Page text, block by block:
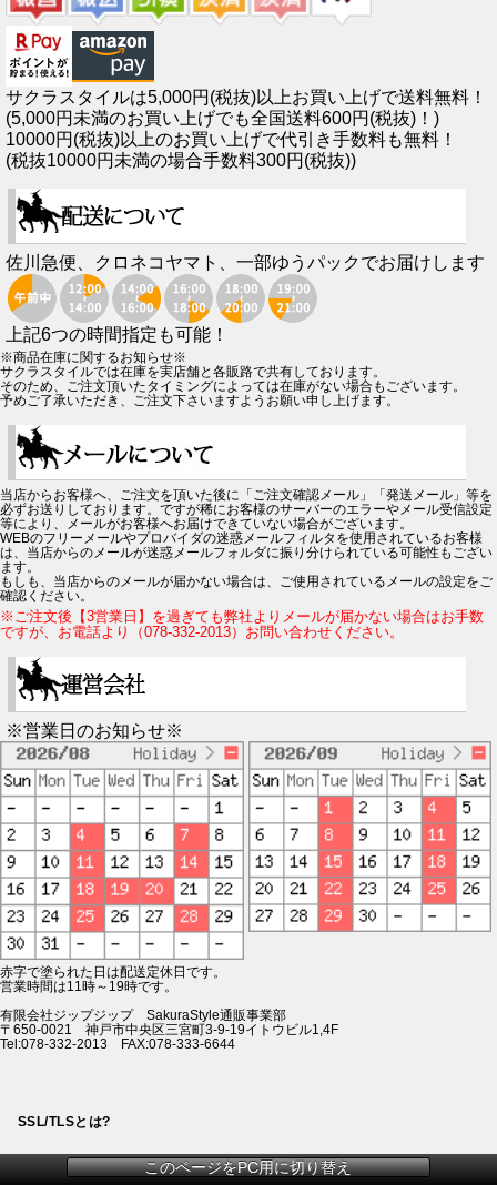
サクラスタイルは5,000円(税抜)以上お買い上げで送料無料！
(5,000円未満のお買い上げでも全国送料600円(税抜)！)
10000円(税抜)以上のお買い上げで代引き手数料も無料！
(税抜10000円未満の場合手数料300円(税抜))
佐川急便、クロネコヤマト、一部ゆうパックでお届けします
上記6つの時間指定も可能！
※商品在庫に関するお知らせ※
サクラスタイルでは在庫を実店舗と各販路で共有しております。
そのため、ご注文頂いたタイミングによっては在庫がない場合もございます。
予めご了承いただき、ご注文下さいますようお願い申し上げます。
当店からお客様へ、ご注文を頂いた後に「ご注文確認メール」「発送メール」等を
必ずお送りしております。ですが稀にお客様のサーバーのエラーやメール受信設定
等により、メールがお客様へお届けできていない場合がございます。
WEBのフリーメールやプロバイダの迷惑メールフィルタを使用されているお客様
は、当店からのメールが迷惑メールフォルダに振り分けられている可能性もござい
ます。
もしも、当店からのメールが届かない場合は、ご使用されているメールの設定をご
確認ください。
※ご注文後【3営業日】を過ぎても弊社よりメールが届かない場合はお手数
ですが、お電話より（078-332-2013）お問い合わせください。
※営業日のお知らせ※
赤字で塗られた日は配送定休日です。
営業時間は11時～19時です。
有限会社ジップジップ SakuraStyle通販事業部
〒650-0021 神戸市中央区三宮町3-9-19イトウビル1,4F
Tel:078-332-2013 FAX:078-333-6644
SSL/TLSとは?
このページをPC用に切り替え